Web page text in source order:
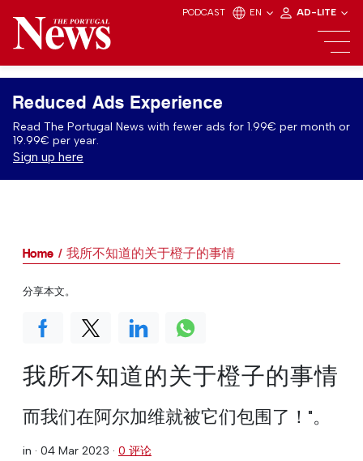
PODCAST EN AD-LITE
Reduced Ads Experience
Read The Portugal News with fewer ads for 1.99€ per month or
19.99€ per year.
Sign up here
Home 我所不知道的关于橙子的事情
我所不知道的关于橙子的事情
而我们在阿尔加维就被它们包围了！"。
in · 04 Mar 2023 · 0 评论
分享本文。